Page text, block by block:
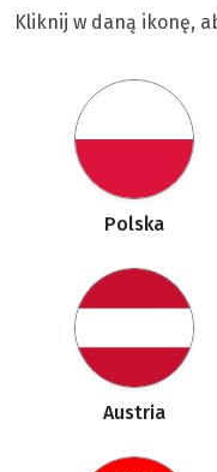
Kliknij w daną ikonę,
Polska
Austria